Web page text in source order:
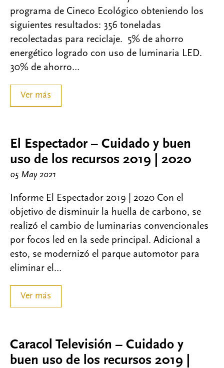
programa de Cineco Ecológico obteniendo los
siguientes resultados: 356 toneladas
recolectadas para reciclaje. ​ 5% de ahorro
energético logrado con uso de luminaria LED​.
30% de ahorro…
Ver más
El Espectador – Cuidado y buen
uso de los recursos 2019 | 2020
05 May 2021
Informe El Espectador 2019 | 2020 Con el
objetivo de disminuir la huella de carbono, se
realizó el cambio de luminarias convencionales
por focos led en la sede principal. Adicional a
esto, se modernizó el parque automotor para
eliminar el…
Ver más
Caracol Televisión – Cuidado y
buen uso de los recursos 2019 |